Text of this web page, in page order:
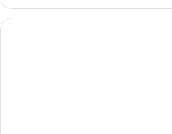
le
type
de